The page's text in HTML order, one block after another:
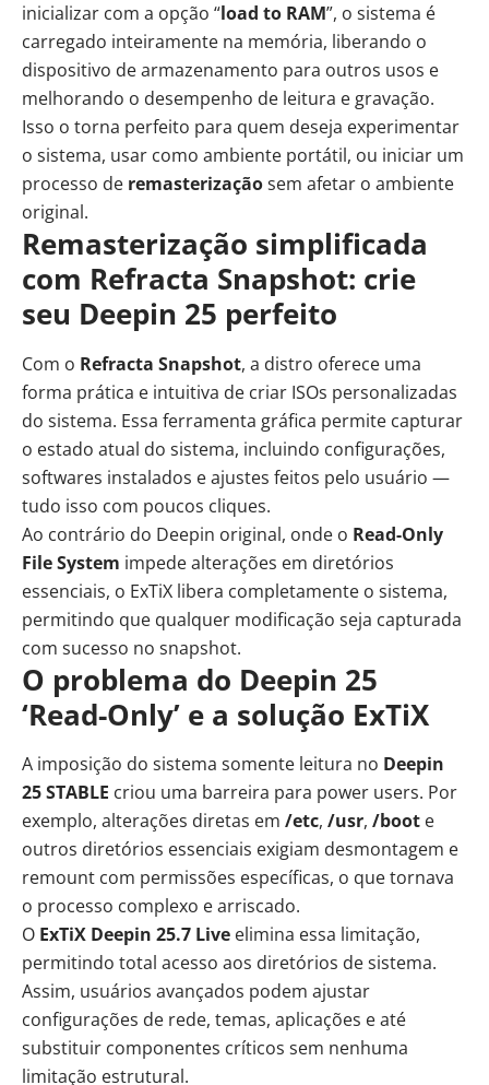
inicializar com a opção “load to RAM”, o sistema é
carregado inteiramente na memória, liberando o
dispositivo de armazenamento para outros usos e
melhorando o desempenho de leitura e gravação.
Isso o torna perfeito para quem deseja experimentar
o sistema, usar como ambiente portátil, ou iniciar um
processo de remasterizaçãosem afetar o ambiente
original.
Remasterização simplificada
com Refracta Snapshot: crie
seu Deepin 25 perfeito
Com o Refracta Snapshot, a distro oferece uma
forma prática e intuitiva de criar ISOs personalizadas
do sistema. Essa ferramenta gráfica permite capturar
o estado atual do sistema, incluindo configurações,
softwares instalados e ajustes feitos pelo usuário —
tudo isso com poucos cliques.
Ao contrário do Deepin original, onde o Read-Only
File System impede alterações em diretórios
essenciais, o ExTiX libera completamente o sistema,
permitindo que qualquer modificação seja capturada
com sucesso no snapshot.
O problema do Deepin 25
‘Read-Only’ e a solução ExTiX
A imposição do sistema somente leitura no Deepin
25 STABLE criou uma barreira para power users. Por
exemplo, alterações diretas em /etc, /usr, /boot e
outros diretórios essenciais exigiam desmontagem e
remount com permissões específicas, o que tornava
o processo complexo e arriscado.
O ExTiX Deepin 25.7 Live elimina essa limitação,
permitindo total acesso aos diretórios de sistema.
Assim, usuários avançados podem ajustar
configurações de rede, temas, aplicações e até
substituir componentes críticos sem nenhuma
limitação estrutural.